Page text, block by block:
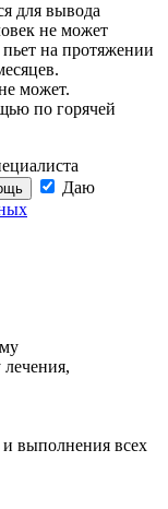
для вывода
не может
пьет на протяжении
может.
по горячей
Даю
выполнения всех